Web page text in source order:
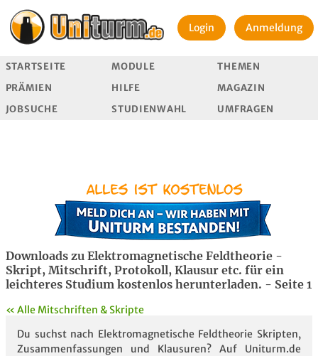
Login Anmeldung
STARTSEITE MODULE
THEMEN
PRÄMIEN
HILFE
MAGAZIN
JOBSUCHE
STUDIENWAHL UMFRAGEN
Downloads zu Elektromagnetische Feldtheorie -
Skript, Mitschrift, Protokoll, Klausur etc. für ein
leichteres Studium kostenlos herunterladen. - Seite 1
« Alle Mitschriften & Skripte
Du suchst nach Elektromagnetische Feldtheorie Skripten,
Zusammenfassungen und Klausuren? Auf Uniturm.de